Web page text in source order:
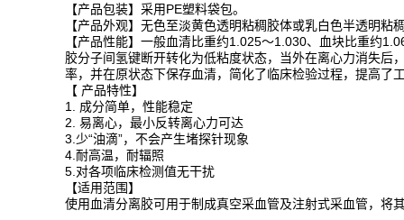
【产品包装】采用PE塑料袋包。
【产品外观】无色至淡黄色透明粘稠胶体或乳白色半透明粘
【产品性能】一般血清比重约1.025～1.030、血块比重约
胶分子间氢键断开转化为低粘度状态，当外在离心力消失后
率，并在原状态下保存血清，简化了临床检验过程，提高了
【 产品特性】
1. 成分简单，性能稳定
2. 易离心，最小反转离心力可达
3.少“油滴”，不会产生堵探针现象
4.耐高温，耐辐照
5.对各项临床检测值无干扰
【适用范围】
使用血清分离胶可用于制成真空采血管及注射式采血管，将